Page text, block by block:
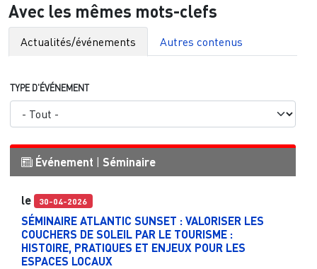
Avec les mêmes mots-clefs
Actualités/événements Autres contenus
TYPE D'ÉVÉNEMENT
Événement Séminaire
le 30-04-2026
SÉMINAIRE ATLANTIC SUNSET : VALORISER LES
COUCHERS DE SOLEIL PAR LE TOURISME :
HISTOIRE, PRATIQUES ET ENJEUX POUR LES
ESPACES LOCAUX